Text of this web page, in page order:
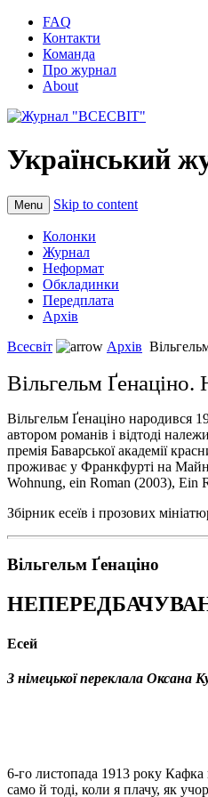
FAQ
Контакти
Команда
Про журнал
About
Український
Menu Skip to content
Колонки
Журнал
Неформат
Обкладинки
Передплата
Архів
Всесвіт
Архів
Вільгельм
Вільгельм Ґенаціно народився
автором романів і відтоді
премія Баварської академії
проживає у Франкфурті на
Wohnung, ein Roman (2003), Ein
Збірник есеїв і прозових
Вільгельм Ґенаціно
Есей
З німецької переклала Оксана
6-го листопада 1913 року
само й тоді, коли я плачу, як